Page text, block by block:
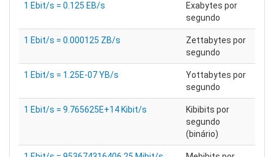
1 Ebit/s = 0.125 EB/s
Exabytes por
segundo
1 Ebit/s = 0.000125 ZB/s
Zettabytes por
segundo
1 Ebit/s = 1.25E-07 YB/s
Yottabytes por
segundo
1 Ebit/s = 9.765625E+14 Kibit/s
Kibibits por
segundo
(binário)